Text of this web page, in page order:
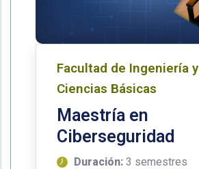
Facultad de Ingeniería y
Ciencias Básicas
Maestría en
Ciberseguridad
Duración: 3 semestres